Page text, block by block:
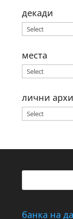
декади
места
лични
банка на